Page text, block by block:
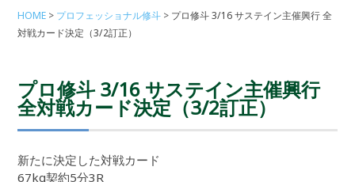
HOME プロフェッショナル修斗
プロ修斗 3/16 サステイン主催興行 全
対戦カード決定（3/2訂正）
プロ修斗 3/16 サステイン主催興行
全対戦カード決定（3/2訂正）
新たに決定した対戦カード
67kg契約5分3R